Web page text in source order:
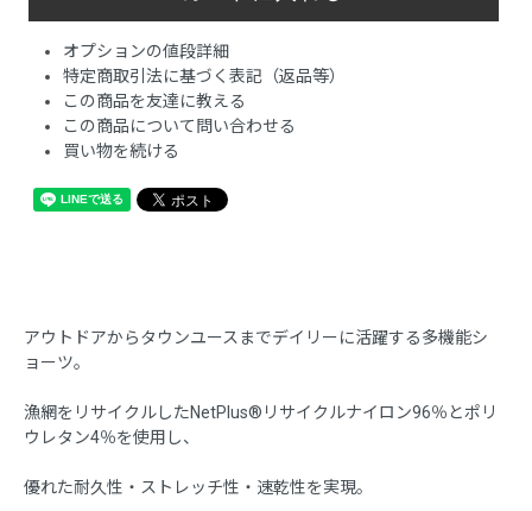
オプションの値段詳細
特定商取引法に基づく表記（返品等）
この商品を友達に教える
この商品について問い合わせる
買い物を続ける
アウトドアからタウンユースまでデイリーに活躍する多機能シ
ョーツ。
漁網をリサイクルしたNetPlus®リサイクルナイロン96％とポリ
ウレタン4％を使用し、
優れた耐久性・ストレッチ性・速乾性を実現。